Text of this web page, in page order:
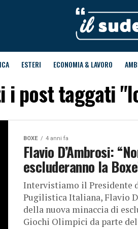
ESTERI ECONOMIA & LAVORO
i post taggati
BOXE 4 anni fa
Flavio D’Ambrosi:
escluderanno la
Intervistiamo il Presidente
Pugilistica Italiana, Flavio
della nuova minaccia di
Giochi Olimpici da parte